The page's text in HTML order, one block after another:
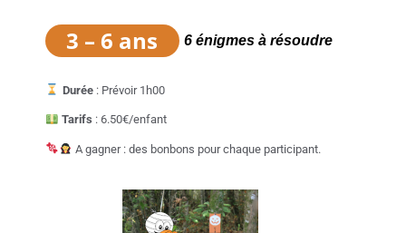
3 – 6 ans 6 énigmes à résoudre
Durée : Prévoir 1h00
Tarifs : 6.50€/enfant
A gagner : des bonbons pour chaque participant.